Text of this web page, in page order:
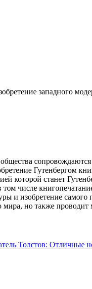
западного
Гутенбергом
которой станет
числе
и изобретение
мира, но также
Толстов: Отличные